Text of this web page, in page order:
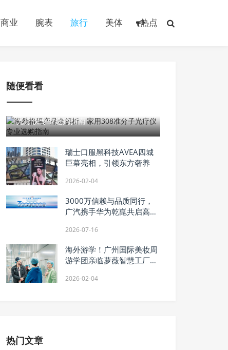
商业 腕表 旅行 美体 热点
随便看看
光疗仪专业选购指南
瑞士口服黑科技AVEA四城
巨幕亮相，引领东方奢养
2026-02-04
3000万信赖与品质同行，
广汽携手华为乾崑共启高端
2026-07-16
海外游学！广州国际美妆周
游学团亲临萝薇智慧工厂，
2026-02-04
热门文章